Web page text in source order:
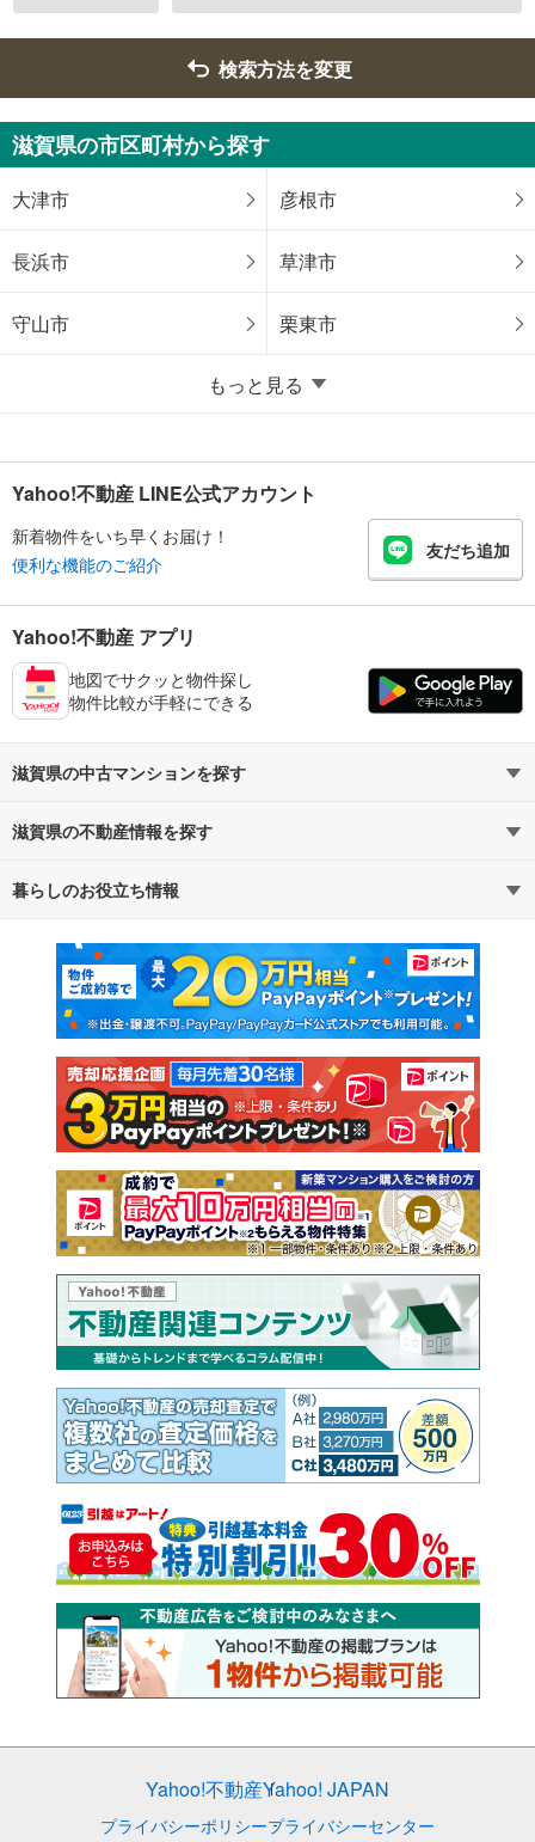
検索方法を変更
滋賀県の市区町村から探す
大津市 彦根市
長浜市 草津市
守山市 栗東市
もっと見る
Yahoo!不動産 LINE公式アカウント
新着物件をいち早くお届け！
便利な機能のご紹介
友だち追加
Yahoo!不動産 アプリ
地図でサクッと物件探し
物件比較が手軽にできる
滋賀県の中古マンションを探す
路線・駅から探す
通勤・通学時間から探す
滋賀県の不動産情報を探す
不動産・住宅
新築マンション 中古マンション
新築一戸建て 中古一戸建て
注文住宅 土地
売却査定
暮らしのお役立ち情報
マンションカタログ 教えて！住まいの先生
Yahoo!不動産Yahoo! JAPAN
プライバシーポリシープライバシーセンター